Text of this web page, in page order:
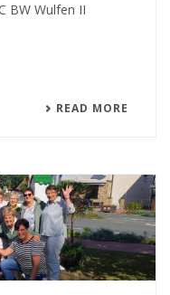
BW Wulfen II
READ MORE